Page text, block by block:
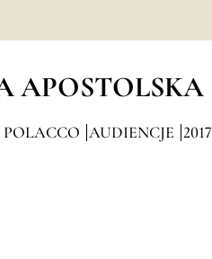
APOSTOLSKA
POLACCO AUDIENCJE 2017